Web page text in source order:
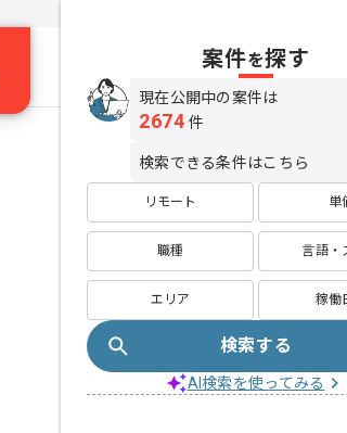
案件を探す
現在公開中の案件は
2674 件
検索できる条件はこちら
リモート 単
職種 言語・
エリア 稼働
検索する
AI検索を使ってみる